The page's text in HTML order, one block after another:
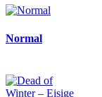
Normal